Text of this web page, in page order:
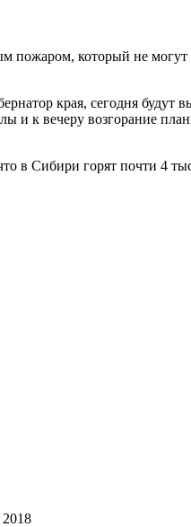
пожаром, который не
края, сегодня будут
и к вечеру возгорание
в Сибири горят почти 4